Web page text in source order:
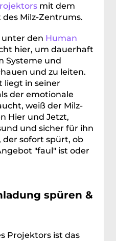
mit dem
Milz-Zentrums.
unter den Human
hier, um dauerhaft
Systeme und
und zu leiten.
der emotionale
weiß der Milz-
Hier und Jetzt,
und sicher für ihn
der sofort spürt, ob
"faul" ist oder
spüren &
Projektors ist das